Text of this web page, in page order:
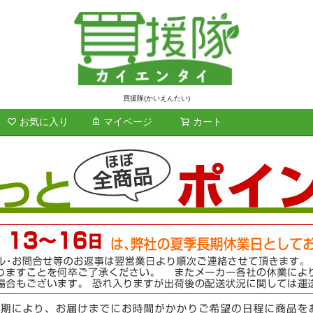
買援隊(かいえんたい)
お気に入り マイページ カート
検索